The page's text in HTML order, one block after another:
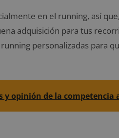
en el running, así
adquisición para tus
personalizadas para
y opinión de la competencia